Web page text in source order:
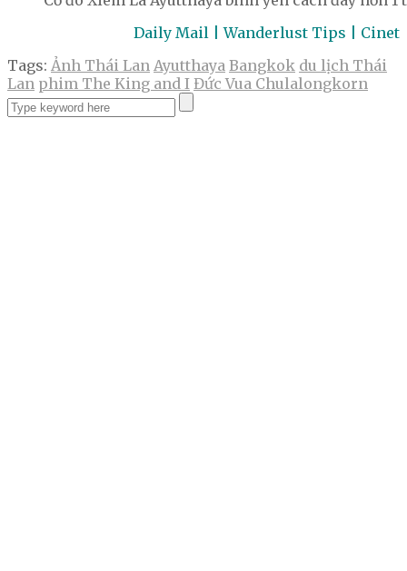
Daily Mail | Wanderlust Tips | Cinet
Tags: Ảnh Thái Lan Ayutthaya Bangkok du lịch Thái
Lan phim The King and I Đức Vua Chulalongkorn